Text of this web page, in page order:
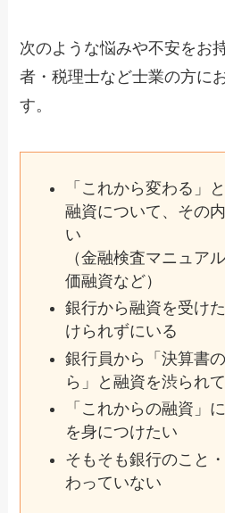
次のような悩みや不安をお
者・税理士など士業の方に
す。
「これから変わる」
融資について、その
い
（金融検査マニュア
価融資など）
銀行から融資を受け
けられずにいる
銀行員から「決算書
ら」と融資を渋られ
「これからの融資」
を身につけたい
そもそも銀行のこと
わっていない